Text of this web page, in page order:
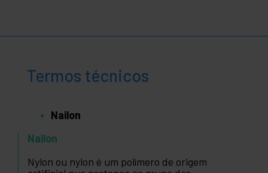
Termos técnicos
Nailon
Nailon
Nylon ou nylon é um polímero de origem